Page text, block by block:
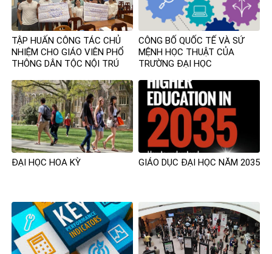
TẬP HUẤN CÔNG TÁC CHỦ
NHIỆM CHO GIÁO VIÊN PHỔ
THÔNG DÂN TỘC NỘI TRÚ
CÔNG BỐ QUỐC TẾ VÀ SỨ
MỆNH HỌC THUẬT CỦA
TRƯỜNG ĐẠI HỌC
ĐẠI HỌC HOA KỲ GIÁO DỤC ĐẠI HỌC NĂM 2035